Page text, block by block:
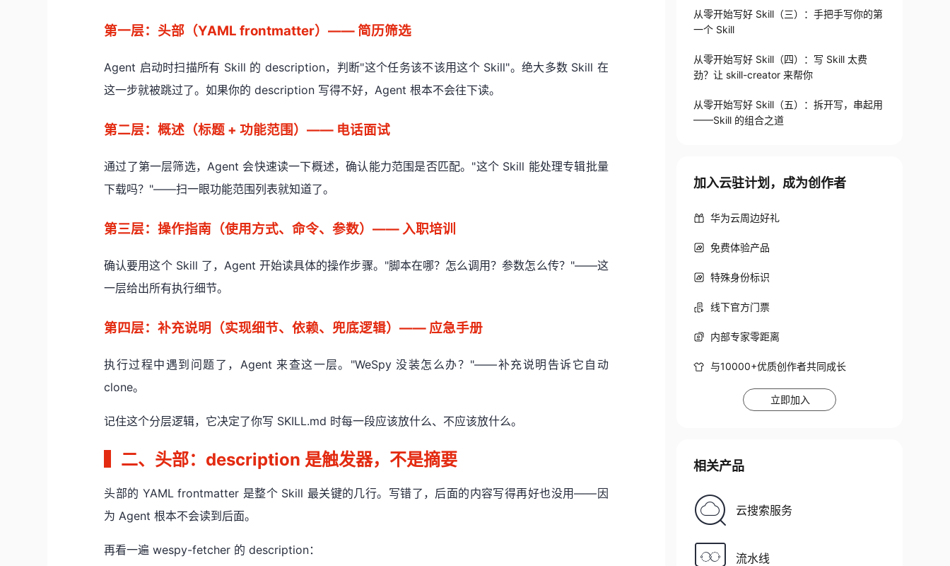
第一层：头部（YAML frontmatter）—— 简历筛选
Agent 启动时扫描所有 Skill 的 description，判断"这个任务该不该用这个 Skill"。绝大多数 Skill 在
这一步就被跳过了。如果你的 description 写得不好，Agent 根本不会往下读。
第二层：概述（标题 + 功能范围）—— 电话面试
通过了第一层筛选，Agent 会快速读一下概述，确认能力范围是否匹配。"这个 Skill 能处理专辑批量
下载吗？"——扫一眼功能范围列表就知道了。
第三层：操作指南（使用方式、命令、参数）—— 入职培训
确认要用这个 Skill 了，Agent 开始读具体的操作步骤。"脚本在哪？怎么调用？参数怎么传？"——这
一层给出所有执行细节。
第四层：补充说明（实现细节、依赖、兜底逻辑）—— 应急手册
执行过程中遇到问题了，Agent 来查这一层。"WeSpy 没装怎么办？"——补充说明告诉它自动
clone。
记住这个分层逻辑，它决定了你写 SKILL.md 时每一段应该放什么、不应该放什么。
二、头部：description 是触发器，不是摘要
头部的 YAML frontmatter 是整个 Skill 最关键的几行。写错了，后面的内容写得再好也没用——因
为 Agent 根本不会读到后面。
再看一遍 wespy-fetcher 的 description：
从零开始写好 Skill（三）：手把手写你的第
一个 Skill
从零开始写好 Skill（四）：写 Skill 太费
劲？让 skill-creator 来帮你
从零开始写好 Skill（五）：拆开写，串起用
——Skill 的组合之道
加入云驻计划，成为创作者
华为云周边好礼
免费体验产品
特殊身份标识
线下官方门票
内部专家零距离
与10000+优质创作者共同成长
立即加入
相关产品
云搜索服务
流水线